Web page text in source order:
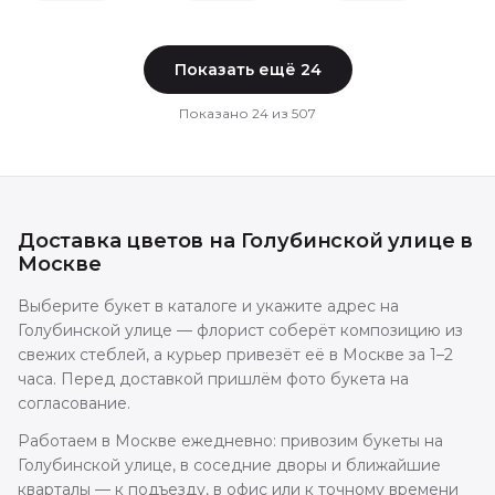
Показать ещё 24
Показано 24 из 507
Доставка цветов на Голубинской улице в
Москве
Выберите букет в каталоге и укажите адрес на
Голубинской улице — флорист соберёт композицию из
свежих стеблей, а курьер привезёт её в Москве за 1–2
часа. Перед доставкой пришлём фото букета на
согласование.
Работаем в Москве ежедневно: привозим букеты на
Голубинской улице, в соседние дворы и ближайшие
кварталы — к подъезду, в офис или к точному времени